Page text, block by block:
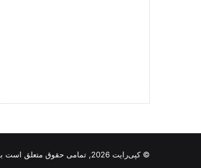
© کپی‌رایت 2026, تمامی حقوق متعلق است به |